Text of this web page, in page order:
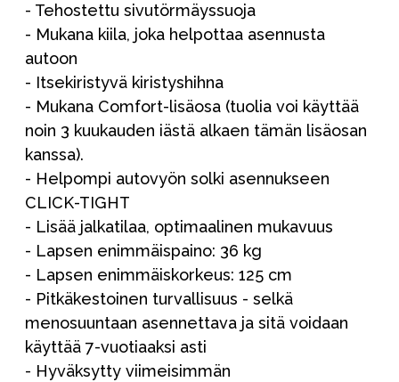
- Tehostettu sivutörmäyssuoja
- Mukana kiila, joka helpottaa asennusta
autoon
- Itsekiristyvä kiristyshihna
- Mukana Comfort-lisäosa (tuolia voi käyttää
noin 3 kuukauden iästä alkaen tämän lisäosan
kanssa).
- Helpompi autovyön solki asennukseen
CLICK-TIGHT
- Lisää jalkatilaa, optimaalinen mukavuus
- Lapsen enimmäispaino: 36 kg
- Lapsen enimmäiskorkeus: 125 cm
- Pitkäkestoinen turvallisuus - selkä
menosuuntaan asennettava ja sitä voidaan
käyttää 7-vuotiaaksi asti
- Hyväksytty viimeisimmän